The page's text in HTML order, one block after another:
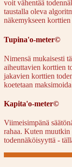
voit vähentää
taustalla oleva
näkemykseen
Tupina'o-meter©
Nimensä mukaisesti
aiheuttavien korttien
jakavien korttien
koetetaan
Kapita'o-meter©
Viimeisimpänä
rahaa. Kuten muutkin
todennäköisyyttä -